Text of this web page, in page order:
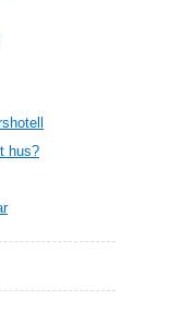
hus?